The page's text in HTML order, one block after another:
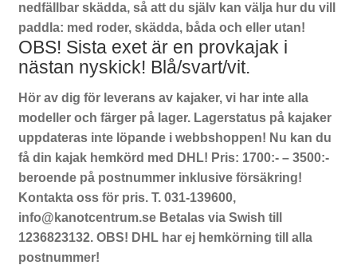
nedfällbar skädda, så att du själv kan välja hur du vill
paddla: med roder, skädda, båda och eller utan!
OBS! Sista exet är en provkajak i
nästan nyskick! Blå/svart/vit.
Hör av dig för leverans av kajaker, vi har inte alla
modeller och färger på lager. Lagerstatus på kajaker
uppdateras inte löpande i webbshoppen! Nu kan du
få din kajak hemkörd med DHL! Pris: 1700:- – 3500:-
beroende på postnummer inklusive försäkring!
Kontakta oss för pris. T. 031-139600,
info@kanotcentrum.se Betalas via Swish till
1236823132. OBS! DHL har ej hemkörning till alla
postnummer!